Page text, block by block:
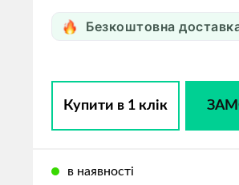
Безкоштовна
Купити в 1 клік
в наявності